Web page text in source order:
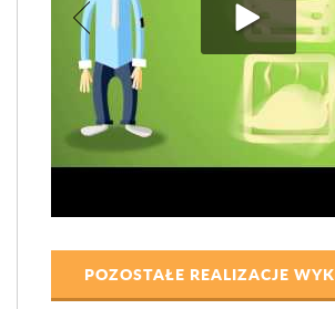
POZOSTAŁE REALIZACJE